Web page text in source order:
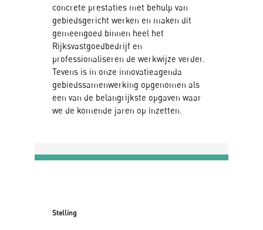
concrete prestaties met behulp van
gebiedsgericht werken en maken dit
gemeengoed binnen heel het
Rijksvastgoedbedrijf en
professionaliseren de werkwijze verder.
Tevens is in onze innovatieagenda
gebiedssamenwerking opgenomen als
een van de belangrijkste opgaven waar
we de komende jaren op inzetten.
Stelling